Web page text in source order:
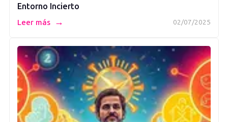
Entorno Incierto
02/07/2025
Leer más →